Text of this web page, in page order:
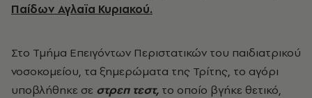
Παίδων Αγλαϊα Κυριακού.
Στο Τμήμα Επειγόντων Περιστατικών του παιδιατρικού
νοσοκομείου, τα ξημερώματα της Τρίτης, το αγόρι
υποβλήθηκε σε στρεπ τεστ, το οποίο βγήκε θετικό,